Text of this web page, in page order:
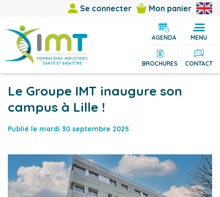
Se connecter Mon panier
MENU
AGENDA
BROCHURES CONTACT
Le Groupe IMT inaugure son
campus à Lille !
Publié le mardi 30 septembre 2025